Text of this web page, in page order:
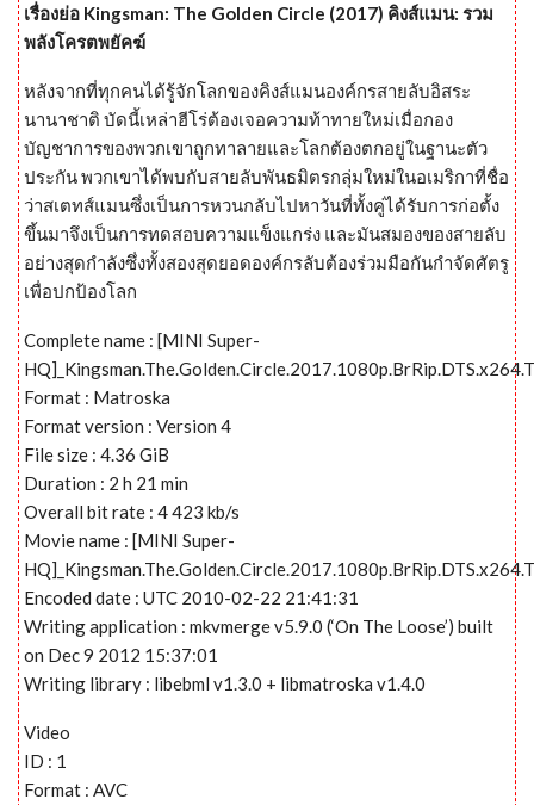
เรื่องย่อ Kingsman: The Golden Circle (2017) คิงส์แมน: รวม
พลังโครตพยัคฆ์
หลังจากที่ทุกคนได้รู้จักโลกของคิงส์แมนองค์กรสายลับอิสระ
นานาชาติ บัดนี้เหล่าฮีโร่ต้องเจอความท้าทายใหม่เมื่อกอง
บัญชาการของพวกเขาถูกทาลายและโลกต้องตกอยู่ในฐานะตัว
ประกัน พวกเขาได้พบกับสายลับพันธมิตรกลุ่มใหม่ในอเมริกาที่ชื่อ
ว่าสเตทส์แมนซึ่งเป็นการหวนกลับไปหาวันที่ทั้งคู่ได้รับการก่อตั้ง
ขึ้นมาจึงเป็นการทดสอบความแข็งแกร่ง และมันสมองของสายลับ
อย่างสุดกำลังซึ่งทั้งสองสุดยอดองค์กรลับต้องร่วมมือกันกำจัดศัตรู
เพื่อปกป้องโลก
Complete name : [MINI Super-
Format : Matroska
Format version : Version 4
File size : 4.36 GiB
Duration : 2 h 21 min
Overall bit rate : 4 423 kb/s
Movie name : [MINI Super-
Encoded date : UTC 2010-02-22 21:41:31
Writing application : mkvmerge v5.9.0 (‘On The Loose’) built
on Dec 9 2012 15:37:01
Writing library : libebml v1.3.0 + libmatroska v1.4.0
Video
ID : 1
Format : AVC